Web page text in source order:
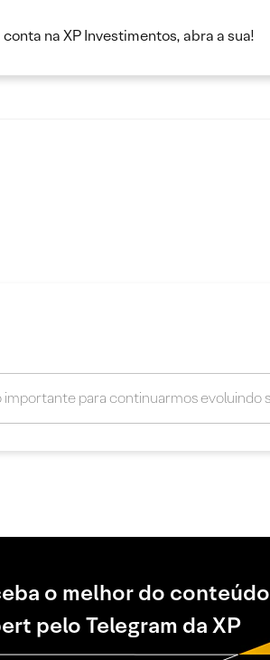
na XP Investimentos, abra a sua!
o melhor do conteúdo
pelo Telegram da XP